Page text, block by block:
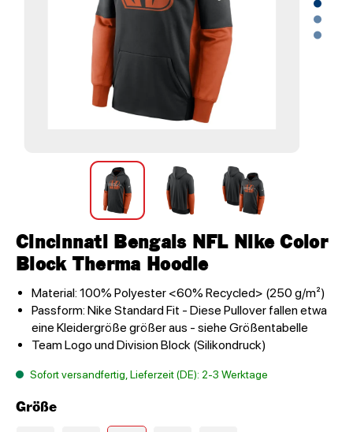
Cincinnati Bengals NFL Nike Color
Block Therma Hoodie
Material: 100% Polyester <60% Recycled> (250 g/m²)
Passform: Nike Standard Fit - Diese Pullover fallen etwa
eine Kleidergröße größer aus - siehe Größentabelle
Team Logo und Division Block (Silikondruck)
Sofort versandfertig, Lieferzeit (DE): 2-3 Werktage
Größe